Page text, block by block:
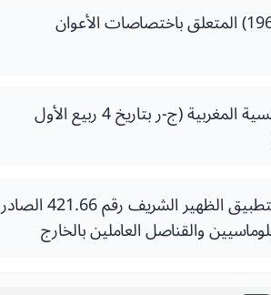
الظهير الشريف رقم 421.66 الصادر في 8 شعبان 1389 (20 أكتوبر 1969) المتعلق باختصاصات الأعوان
الظهير الشريف رقم 250-58-1 بتاريخ 21 صفر 1378 بسن قانون الجنسية المغربية (ج-ر بتاريخ 4 ربيع الأول
المرسوم رقم 2.66.646 بتاريخ 21 ذي القعدة 1389 (29 يناير 1970) بتطبيق الظهير الشريف رقم 421.66 الصادر